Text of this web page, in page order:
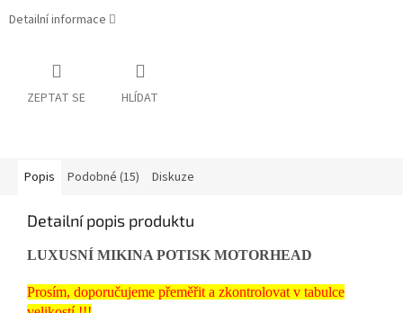
Detailní informace
ZEPTAT SE HLÍDAT
Popis Podobné (15) Diskuze
Detailní popis produktu
LUXUSNÍ MIKINA POTISK MOTORHEAD
Prosím, doporučujeme přeměřit a zkontrolovat v tabulce